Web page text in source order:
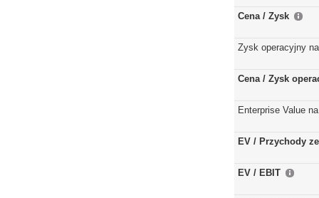
Cena / Zysk
Zysk operacyjny
Cena / Zysk
Enterprise Value
EV / Przychody
EV / EBIT